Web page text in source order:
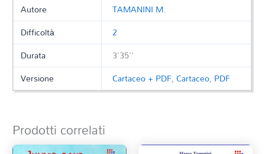
Autore
TAMANINI M.
Difficoltà
2
Durata
3'35''
Versione
Cartaceo + PDF,Cartaceo, PDF
Prodotti correlati